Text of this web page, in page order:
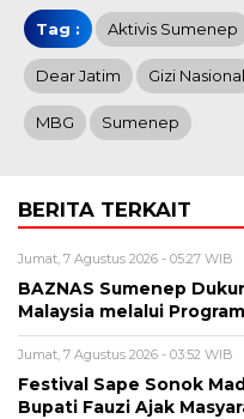
Tag : Aktivis Sumenep
Dear Jatim Gizi Nasional
MBG Sumenep
BERITA TERKAIT
Jumat, 7 Agustus 2026 - 05:27 WIB
BAZNAS Sumenep
Malaysia melalui
Jumat, 7 Agustus 2026 - 03:52 WIB
Festival Sape Sonok
Bupati Fauzi Ajak